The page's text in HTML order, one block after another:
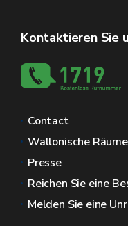
Kontaktieren Sie
Contact
Wallonische Räume
Presse
Reichen Sie eine
Melden Sie eine